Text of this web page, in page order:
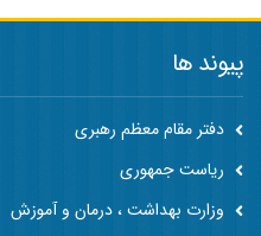
پیوند ها
دفتر مقام معظم رهبری
ریاست جمهوری
وزارت بهداشت ، درمان و آموزش